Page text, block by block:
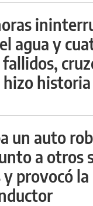
agua y
hizo historia
un auto
a otros
y provocó